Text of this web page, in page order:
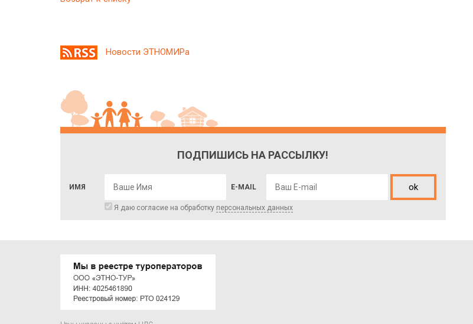
Новости ЭТНОМИРа
ПОДПИШИСЬ НА РАССЫЛКУ!
ИМЯ E-MAIL ok
Я даю согласие на обработку персональных данных